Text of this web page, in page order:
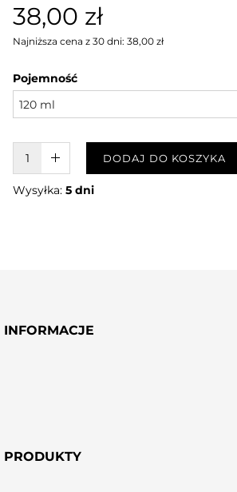
38,00 zł
Najniższa cena z 30 dni: 38,00 zł
Pojemność
120 ml
W KOSZYKU :)DODAJ DO KOSZYKA
Wysyłka:5 dni
INFORMACJE
PRODUKTY